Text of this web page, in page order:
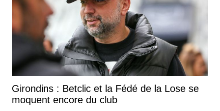
Girondins : Betclic et la Fédé de la Lose se
moquent encore du club